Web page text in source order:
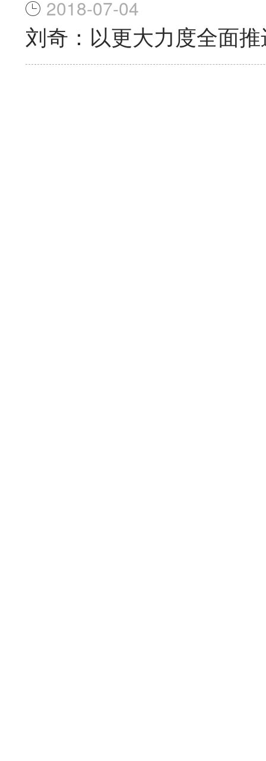
2018-07-04
刘奇：以更大力度全面